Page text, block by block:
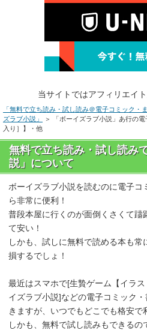
当サイトではアフィリエイ
「無料で立ち読み・試し読み＠電子コミック・
ズラブ小説」
＞ 「ボーイズラブ小説」あ行の
入り］】・他
無料で立ち読み・試し読み
説」について
ボーイズラブ小説を読むのに電子コ
ら非常に便利！
普段本屋に行くのが面倒くさくて躊
て安い！
しかも、試しに無料で読める本も常
損するでしょ！
最近はスマホで[生贄ゲーム【イラ
イズラブ小説]などの電子コミック
きますが、いつでもどこでも格安で
しかも、無料で試し読みもできる